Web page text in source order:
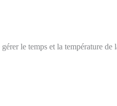
le temps et la température de